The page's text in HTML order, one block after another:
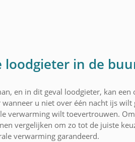
loodgieter in de
en in dit geval loodgieter, kan
u niet over één nacht ijs
verwarming wilt toevertrouwen.
vergelijken om zo tot de juiste
verwarming garandeerd.